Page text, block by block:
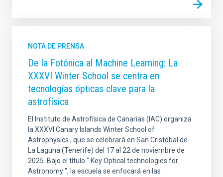
NOTA DE PRENSA
De la Fotónica al Machine Learning: La
XXXVI Winter School se centra en
tecnologías ópticas clave para la
astrofísica
El Instituto de Astrofísica de Canarias (IAC) organiza
la XXXVI Canary Islands Winter School of
Astrophysics , que se celebrará en San Cristóbal de
La Laguna (Tenerife) del 17 al 22 de noviembre de
2025. Bajo el título " Key Optical technologies for
Astronomy ", la escuela se enfocará en las